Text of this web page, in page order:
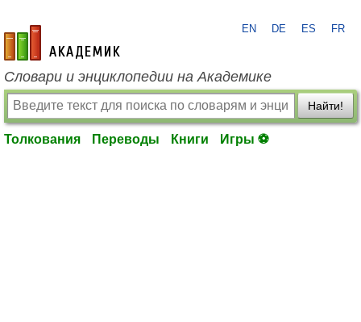
academic.ru
EN DE ES FR
Словари и энциклопедии на Академике
Найти!
Толкования Переводы Книги Игры ⚽